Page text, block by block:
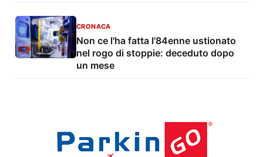
CRONACA
Non ce l'ha fatta l'84enne ustionato
nel rogo di stoppie: deceduto dopo
un mese